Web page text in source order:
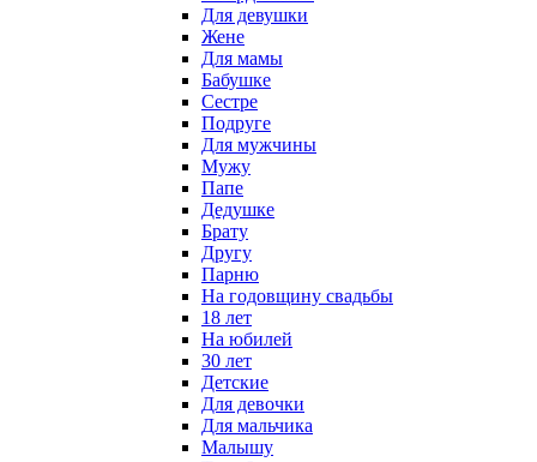
Для девушки
Жене
Для мамы
Бабушке
Сестре
Подруге
Для мужчины
Мужу
Папе
Дедушке
Брату
Другу
Парню
На годовщину свадьбы
18 лет
На юбилей
30 лет
Детские
Для девочки
Для мальчика
Малышу